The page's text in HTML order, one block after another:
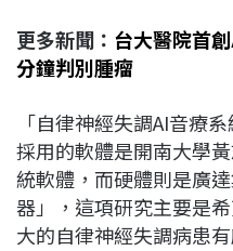
更多新聞： 台大醫院首
分鐘判別腫瘤
「自律神經失調AI音療
採用的軟體是開南大學
統軟體，而硬體則是廣
器」，這項研究主要是
大的自律神經失調病患有